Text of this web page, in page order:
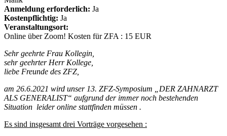
Anmeldung erforderlich: Ja
Kostenpflichtig: Ja
Veranstaltungsort:
Online über Zoom! Kosten für ZFA : 15 EUR
Sehr geehrte Frau Kollegin,
sehr geehrter Herr Kollege,
liebe Freunde des ZFZ,
am 26.6.2021 wird unser 13. ZFZ-Symposium „DER ZAHNARZT
ALS GENERALIST“ aufgrund der immer noch bestehenden
Situation leider online stattfinden müssen .
Es sind insgesamt drei Vorträge vorgesehen :